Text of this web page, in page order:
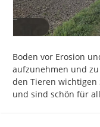
Boden vor Erosion
aufzunehmen und
den Tieren
und sind schön für